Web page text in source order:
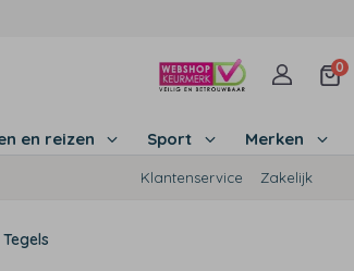
0
en reizen Sport Merken
Klantenservice Zakelijk
Tegels